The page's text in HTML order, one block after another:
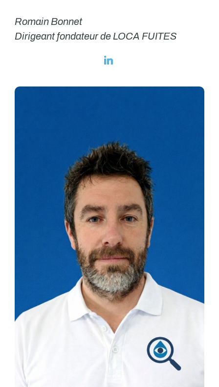
Romain Bonnet
Dirigeant fondateur de LOCA FUITES